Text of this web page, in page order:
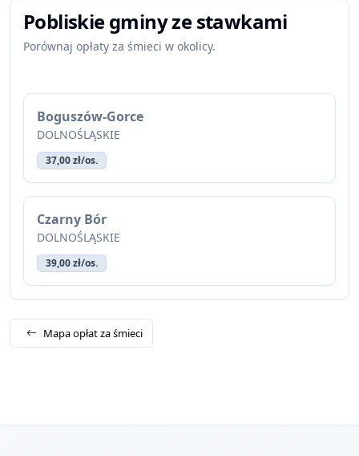
Pobliskie gminy ze stawkami
Porównaj opłaty za śmieci w okolicy.
Boguszów-Gorce
DOLNOŚLĄSKIE
37,00 zł/os.
Czarny Bór
DOLNOŚLĄSKIE
39,00 zł/os.
Mapa opłat za śmieci